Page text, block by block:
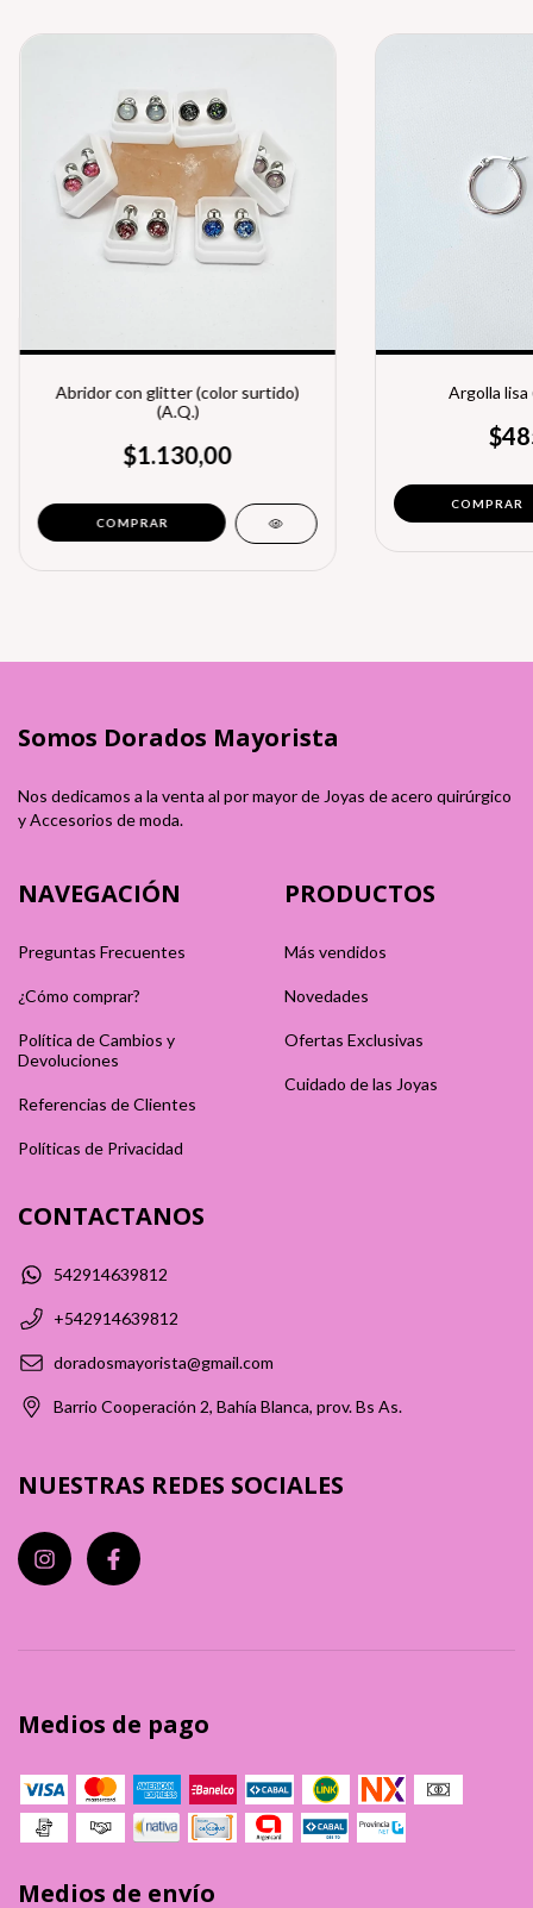
Abridor con glitter (color surtido)
(A.Q.)
$1.130,00
Argolla lisa
Somos Dorados Mayorista
Nos dedicamos a la venta al por mayor de Joyas de acero quirúrgico
y Accesorios de moda.
NAVEGACIÓN
Preguntas Frecuentes
¿Cómo comprar?
Política de Cambios y
Devoluciones
Referencias de Clientes
Políticas de Privacidad
PRODUCTOS
Más vendidos
Novedades
Ofertas Exclusivas
Cuidado de las Joyas
CONTACTANOS
542914639812
+542914639812
doradosmayorista@gmail.com
Barrio Cooperación 2, Bahía Blanca, prov. Bs As.
NUESTRAS REDES SOCIALES
Medios de pago
Medios de envío